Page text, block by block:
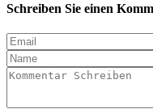
Schreiben Sie einen